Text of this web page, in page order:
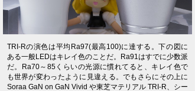
TRI-Rの演色は平均Ra97(最高100)に達する。下の図に
ある一般LEDはキレイ色のことだ。Ra91はすでに少数派
だ。Ra70～85くらいの光源に慣れてると、キレイ色で
も世界が変わったように見違える。でもさらにその上に
Soraa GaN on GaN Vivid や東芝マテリアル TRI-R、シー